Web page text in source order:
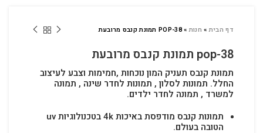
דף הבית» חנות»POP-38 תמונת קנבס מרובעת
pop-38 תמונת קנבס מרובעת
תמונת קנבס תעניק המון נוכחות ,חמימות וצבע לעיצוב
החלל. תמונות לסלון , תמונות לחדר שינה , תמונה
למשרד , תמונה לחדר ילדים.
תמונות קנבס מודפסת באיכות 4k בטכנולוגיות uv
הטובה בעולם.